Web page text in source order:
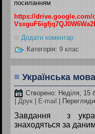
посиланням
https://drive.google.com/
Додати коментар
Категорія:9 клас
Українська
Створено: Неділя, 15
|Друк E-mail |
Завдання з
знаходяться за